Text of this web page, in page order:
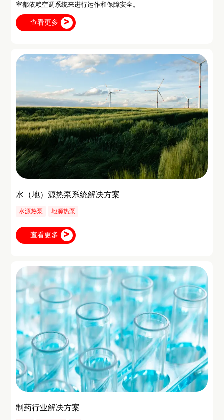
室都依赖空调系统来进行运作和保障安全。
查看更多
水（地）源热泵系统解决方案
水源热泵 地源热泵
查看更多
制药行业解决方案